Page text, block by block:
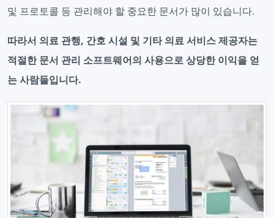
및 프로토콜 등 관리해야 할 중요한 문서가 많이 있습니다.
따라서 의료 관행, 간호 시설 및 기타 의료 서비스 제공자는
적절한 문서 관리 소프트웨어의 사용으로 상당한 이익을 얻
는 사람들입니다.